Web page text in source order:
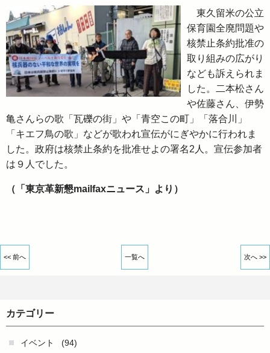
東久留米の公立
保育園全廃問題や
核禁止条約批准の
取り組みの広がり
なども訴えられま
した。二本松さん
や佐藤さん、伊勢
亀さんらの歌「瓦礫の街」や「青空この町」「落合川」
「キエフ鳥の歌」などが歌われ宣伝がにぎやかに行われま
した。政府は核禁止条約を批准せよの署名2人。宣伝参加者
は９人でした。
（「東京革新懇mailfaxニュース」より）
<< 前へ 一覧へ 次へ >>
カテゴリー
イベント
(94)